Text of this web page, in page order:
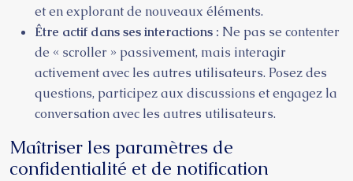
et en explorant de nouveaux éléments.
Être actif dans ses interactions : Ne pas se contenter
de « scroller » passivement, mais interagir
activement avec les autres utilisateurs. Posez des
questions, participez aux discussions et engagez la
conversation avec les autres utilisateurs.
Maîtriser les paramètres de
confidentialité et de notification